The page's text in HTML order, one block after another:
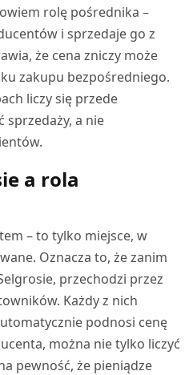
rolę pośrednika –
i sprzedaje go z
że cena zniczy może
zakupu bezpośredniego.
liczy się przede
sprzedaży, a nie
a rola
– to tylko miejsce, w
Oznacza to, że zanim
przechodzi przez
Każdy z nich
podnosi cenę
można nie tylko liczyć
pewność, że pieniądze